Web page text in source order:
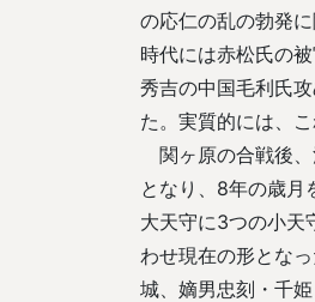
の応仁の乱の勃発
時代には赤松氏の
秀吉の中国毛利氏
た。実質的には、
関ヶ原の合戦後
となり、8年の歳月
大天守に3つの小天
わせ現在の形とな
城、嫡男忠刻・千